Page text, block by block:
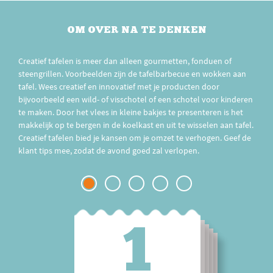
OM OVER NA TE DENKEN
Creatief tafelen is meer dan alleen gourmetten, fonduen of
steengrillen. Voorbeelden zijn de tafelbarbecue en wokken aan
tafel. Wees creatief en innovatief met je producten door
bijvoorbeeld een wild- of visschotel of een schotel voor kinderen
te maken. Door het vlees in kleine bakjes te presenteren is het
makkelijk op te bergen in de koelkast en uit te wisselen aan tafel.
Creatief tafelen bied je kansen om je omzet te verhogen. Geef de
klant tips mee, zodat de avond goed zal verlopen.
1
2